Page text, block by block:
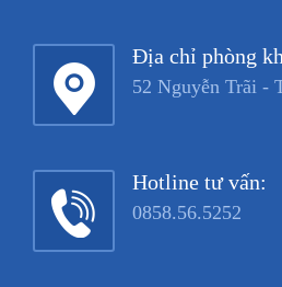
Địa chỉ phòng
52 Nguyễn Trãi -
Hotline tư vấn:
0858.56.5252